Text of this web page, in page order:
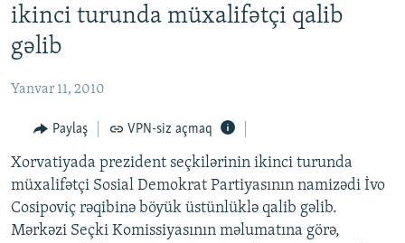
Əsas
naviqasiyaya
qayıt
KORRUPSIOMETR
#ƏSLINDƏ
FƏRQƏ BAX
QANUNI DOĞRU
ARAŞDIRMA
MULTIMEDIA
VIDEO
RADIO ARXIV
ikinci turunda müxalifətçi qalib
gəlib
Yanvar 11, 2010
Paylaş VPN-siz açmaq
Xorvatiyada prezident seçkilərinin ikinci turunda
müxalifətçi Sosial Demokrat Partiyasının namizədi İvo
Cosipoviç rəqibinə böyük üstünlüklə qalib gəlib.
Mərkəzi Seçki Komissiyasının məlumatına görə,